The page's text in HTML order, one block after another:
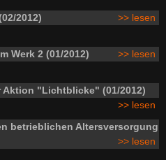
2012) >> lesen
Werk 2 (01/2012) >> lesen
"Lichtblicke" (01/2012)
>> lesen
betrieblichen Altersversorgung
>> lesen